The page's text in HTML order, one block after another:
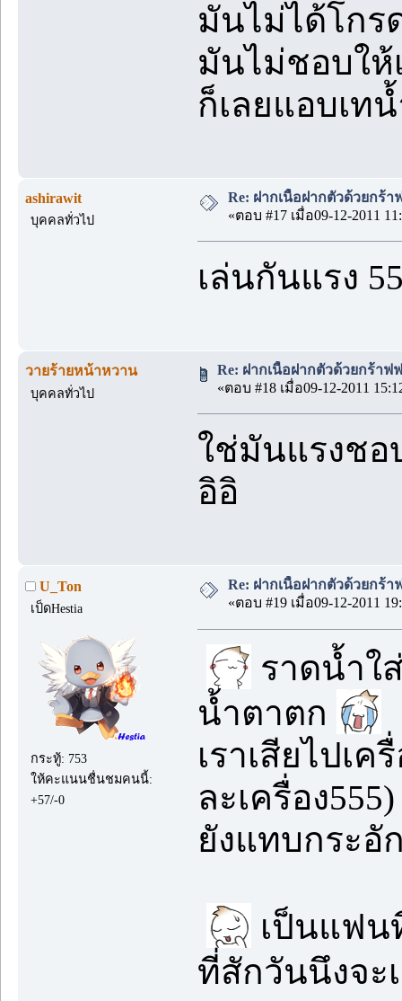
มันไม่ได้โกร
มันไม่ชอบให้
ก็เลยแอบเท
ashirawit
บุคคลทั่วไป
Re: ฝากเนื้อฝากตัวด้วยกร้า
«ตอบ #17 เมื่อ09-12-2011
เล่นกันแรง
วายร้ายหน้าหวาน
บุคคลทั่วไป
Re: ฝากเนื้อฝากตัวด้วยกร้าฟ
«ตอบ #18 เมื่อ09-12-2011
ใช่มันแรงชอ
อิอิ
U_Ton
เป็ดHestia
กระทู้: 753
ให้คะแนนชื่นชมคนนี้:
+57/-0
Re: ฝากเนื้อฝากตัวด้วยกร้า
«ตอบ #19 เมื่อ09-12-2011
ราดน้ำใ
น้ำตาตก
เราเสียไปเ
ละเครื่อง555)
ยังแทบกระอั
เป็นแฟน
ที่สักวันนึงจะ